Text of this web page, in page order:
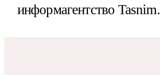
информагентство Tasnim.